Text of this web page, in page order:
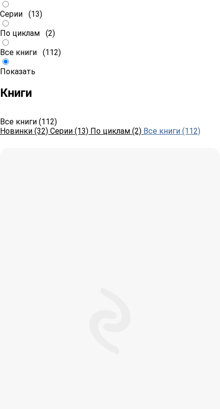
Серии (13)
По циклам (2)
Все книги (112)
Показать
Книги
Все книги (112)
Новинки (32) Серии (13) По циклам (2) Все книги (112)